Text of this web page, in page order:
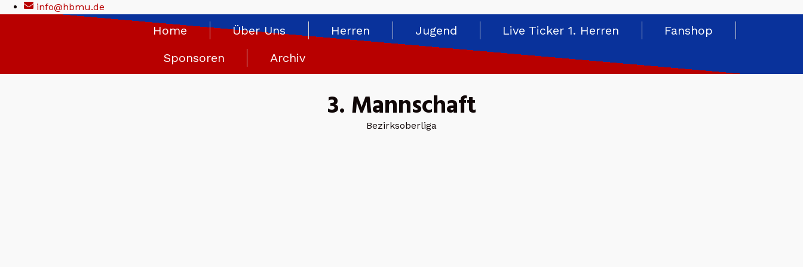
springen
info@hbmu.de
Home Über Uns Herren Jugend Live Ticker 1. Herren
Fanshop
Sponsoren
Archiv
3. Mannschaft
Bezirksoberliga